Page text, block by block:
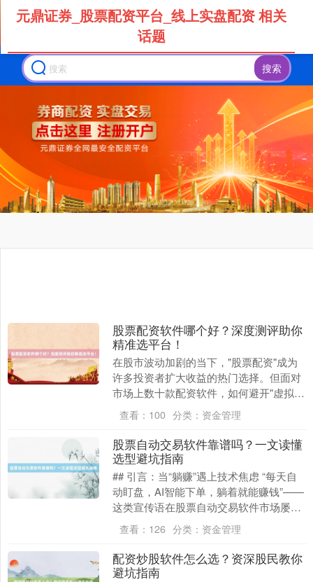
搜索
元鼎证券_股票配资平台_线上实盘配资 相关
话题
股票配资软件哪个好？深度测评助你
精准选平台！
在股市波动加剧的当下，"股票配资"成为
许多投资者扩大收益的热门选择。但面对
市场上数十款配资软件，如何避开"虚拟
盘""高息陷阱"等风险？本文结合行业数
据、实测体验....
查看： 100 分类： 资金管理
股票自动交易软件靠谱吗？一文读懂
选型避坑指南
## 引言：当“躺赚”遇上技术焦虑 “每天自
动盯盘，AI智能下单，躺着就能赚钱”——
这类宣传语在股票自动交易软件市场屡见
不鲜。但当投资者真正下载试用后，却发
现“....
查看： 126 分类： 资金管理
配资炒股软件怎么选？资深股民教你
避坑指南
上证综指 3900.35 +21.92 +0.57%
14110.12 -34.08 -0.24%